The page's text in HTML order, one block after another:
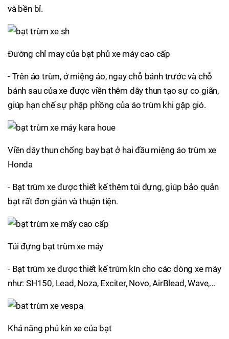
và bền bỉ.
Đường chỉ may của bạt phủ xe máy cao cấp
- Trên áo trùm, ở miệng áo, ngay chỗ bánh trước và chỗ
bánh sau của xe được viền thêm dây thun tạo sự co giãn,
giúp hạn chế sự phập phồng của áo trùm khi gặp gió.
Viền dây thun chống bay bạt ở hai đầu miệng áo trùm xe
Honda
- Bạt trùm xe được thiết kế thêm túi đựng, giúp bảo quản
bạt rất đơn giản và thuận tiện.
Túi đựng bạt trùm xe máy
- Bạt trùm xe được thiết kế trùm kín cho các dòng xe máy
như: SH150, Lead, Noza, Exciter, Novo, AirBlead, Wave,…
Khả năng phủ kín xe của bạt